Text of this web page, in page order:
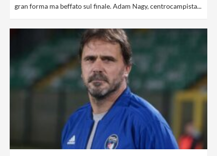
gran forma ma beffato sul finale. Adam Nagy, centrocampista...